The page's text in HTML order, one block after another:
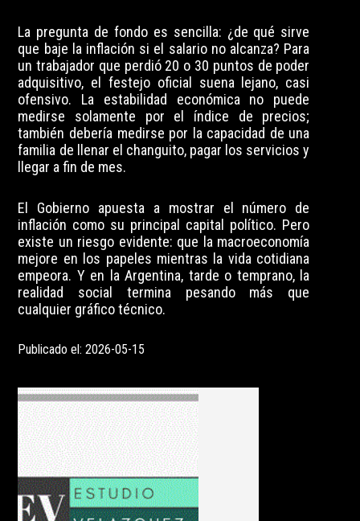
La pregunta de fondo es sencilla: ¿de qué sirve
que baje la inflación si el salario no alcanza? Para
un trabajador que perdió 20 o 30 puntos de poder
adquisitivo, el festejo oficial suena lejano, casi
ofensivo. La estabilidad económica no puede
medirse solamente por el índice de precios;
también debería medirse por la capacidad de una
familia de llenar el changuito, pagar los servicios y
llegar a fin de mes.
El Gobierno apuesta a mostrar el número de
inflación como su principal capital político. Pero
existe un riesgo evidente: que la macroeconomía
mejore en los papeles mientras la vida cotidiana
empeora. Y en la Argentina, tarde o temprano, la
realidad social termina pesando más que
cualquier gráfico técnico.
Publicado el: 2026-05-15